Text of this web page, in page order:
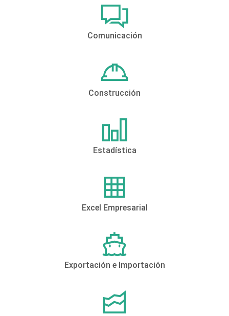
Comunicación
Construcción
Estadística
Excel Empresarial
Exportación e Importación